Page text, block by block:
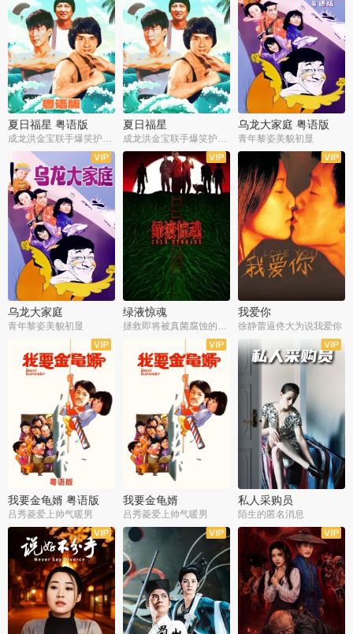
夏日福星 粤语版
成龙洪金宝联手爆笑护美女
夏日福星
成龙洪金宝联手爆笑护美女
乌龙大家庭 粤语版
青年黎姿美貌初显
乌龙大家庭
青年黎姿美貌初显
绿液惊魂
拯救即将被真菌腐蚀的世界
我爱你
徐静蕾逼佟大为说我爱你
我要金龟婿 粤语版
吕秀菱爱上帅气暖男
我要金龟婿
吕秀菱爱上帅气暖男
私人采购员
陌生的匿名消息